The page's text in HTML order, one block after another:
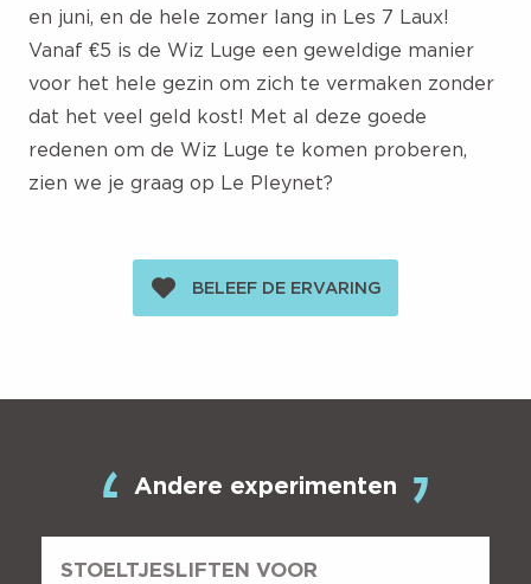
en juni, en de hele zomer lang in Les 7 Laux!
Vanaf €5 is de Wiz Luge een geweldige manier
voor het hele gezin om zich te vermaken zonder
dat het veel geld kost! Met al deze goede
redenen om de Wiz Luge te komen proberen,
zien we je graag op Le Pleynet?
BELEEF DE ERVARING
Andere experimenten
STOELTJESLIFTEN VOOR